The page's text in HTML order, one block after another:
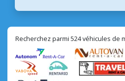
Recherchez parmi 524 véhicules de